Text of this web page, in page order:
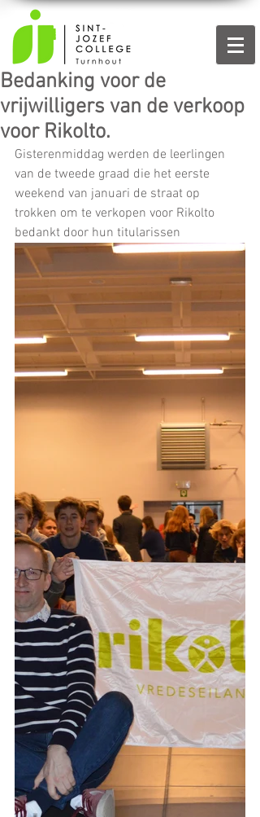
Bedanking voor de
vrijwilligers van de verkoop
voor Rikolto.
Gisterenmiddag werden de leerlingen
van de tweede graad die het eerste
weekend van januari de straat op
trokken om te verkopen voor Rikolto
bedankt door hun titularissen